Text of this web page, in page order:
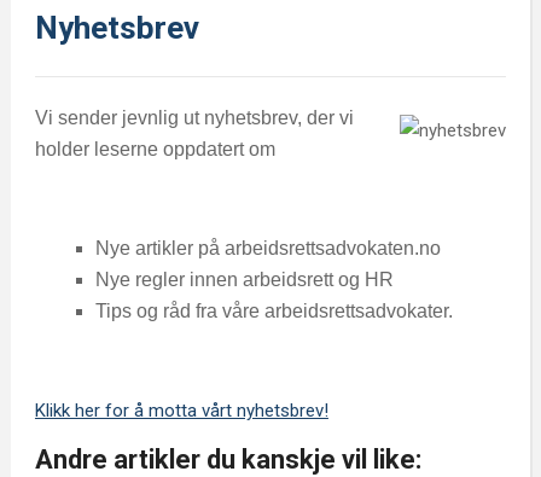
Nyhetsbrev
Vi sender jevnlig ut nyhetsbrev, der vi
holder leserne oppdatert om
Nye artikler på arbeidsrettsadvokaten.no
Nye regler innen arbeidsrett og HR
Tips og råd fra våre arbeidsrettsadvokater.
Klikk her for å motta vårt nyhetsbrev!
Andre artikler du kanskje vil like: